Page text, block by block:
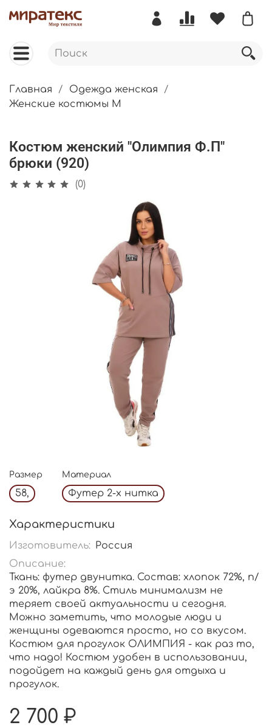
Главная
Одежда женская
Женские костюмы М
Костюм женский "Олимпия Ф.П"
брюки (920)
(0)
Размер
58,
Материал
Футер 2-х нитка
Характеристики
Изготовитель: Россия
Описание:
Ткань: футер двунитка. Состав: хлопок 72%, п/
э 20%, лайкра 8%. Стиль минимализм не
теряет своей актуальности и сегодня.
Можно заметить, что молодые люди и
женщины одеваются просто, но со вкусом.
Костюм для прогулок ОЛИМПИЯ - как раз то,
что надо! Костюм удобен в использовании,
подойдет на каждый день для отдыха и
прогулок.
2 700 ₽